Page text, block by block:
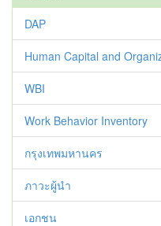
DAP
Human Capital and
WBI
Work Behavior Inventory
กรุงเทพมหานคร
ภาวะผู้นำ
เอกชน